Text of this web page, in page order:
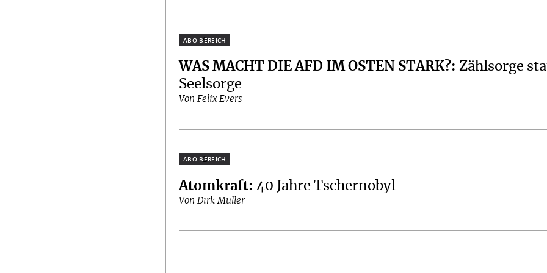
Plus
WAS MACHT DIE AFD IM OSTEN STARK?: Zählsorge
Seelsorge
Von Felix Evers
Plus
Atomkraft: 40 Jahre Tschernobyl
Von Dirk Müller